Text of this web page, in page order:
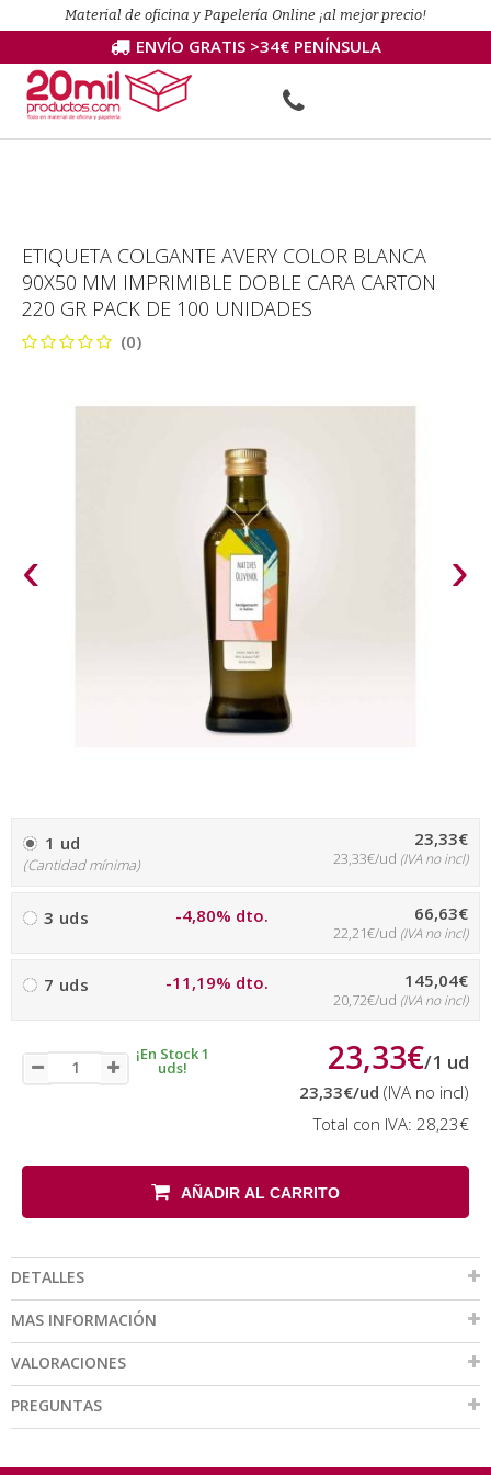
Material de oficina y Papelería Online ¡al mejor precio!
ENVÍO GRATIS >34€ PENÍNSULA
ETIQUETA COLGANTE AVERY COLOR BLANCA
90X50 MM IMPRIMIBLE DOBLE CARA CARTON
220 GR PACK DE 100 UNIDADES
(0)
‹ ›
1 ud
(Cantidad mínima)
23,33€
23,33€/ud (IVA no incl)
3 uds -4,80% dto. 66,63€
22,21€/ud (IVA no incl)
7 uds -11,19% dto. 145,04€
20,72€/ud (IVA no incl)
¡En Stock 1
uds! 23,33€/1 ud
23,33€/ud (IVA no incl)
Total con IVA: 28,23€
AÑADIR AL CARRITO
DETALLES
MAS INFORMACIÓN
VALORACIONES
PREGUNTAS